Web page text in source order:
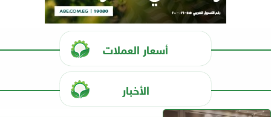
أسعار العملات
الأخبار